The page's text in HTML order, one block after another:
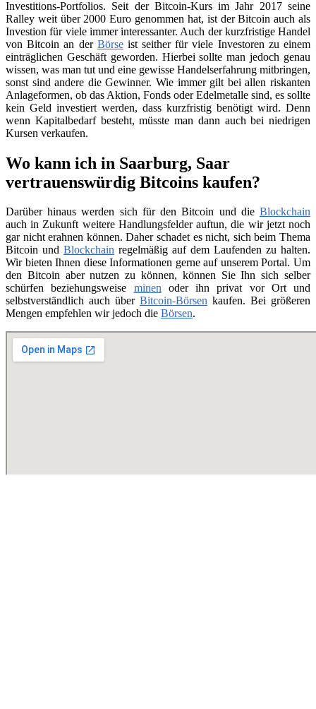
Investitions-Portfolios. Seit der Bitcoin-Kurs im Jahr 2017 seine
Ralley weit über 2000 Euro genommen hat, ist der Bitcoin auch als
Investion für viele immer interessanter. Auch der kurzfristige Handel
von Bitcoin an der Börseist seither für viele Investoren zu einem
einträglichen Geschäft geworden. Hierbei sollte man jedoch genau
wissen, was man tut und eine gewisse Handelserfahrung mitbringen,
sonst sind andere die Gewinner. Wie immer gilt bei allen riskanten
Anlageformen, ob das Aktion, Fonds oder Edelmetalle sind, es sollte
kein Geld investiert werden, dass kurzfristig benötigt wird. Denn
wenn Kapitalbedarf besteht, müsste man dann auch bei niedrigen
Kursen verkaufen.
Wo kann ich in Saarburg, Saar
vertrauenswürdig Bitcoins kaufen?
Darüber hinaus werden sich für den Bitcoin und die Blockchain
auch in Zukunft weitere Handlungsfelder auftun, die wir jetzt noch
gar nicht erahnen können. Daher schadet es nicht, sich beim Thema
Bitcoin und Blockchain regelmäßig auf dem Laufenden zu halten.
Wir bieten Ihnen diese Informationen gerne auf unserem Portal. Um
den Bitcoin aber nutzen zu können, können Sie Ihn sich selber
schürfen beziehungsweise minenoder ihn privat vor Ort und
selbstverständlich auch über Bitcoin-Börsen kaufen. Bei größeren
Mengen empfehlen wir jedoch die Börsen.